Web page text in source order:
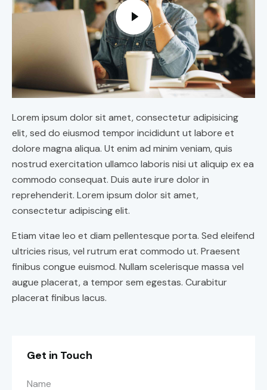
Lorem ipsum dolor sit amet, consectetur adipisicing
elit, sed do eiusmod tempor incididunt ut labore et
dolore magna aliqua. Ut enim ad minim veniam, quis
nostrud exercitation ullamco laboris nisi ut aliquip ex ea
commodo consequat. Duis aute irure dolor in
reprehenderit. Lorem ipsum dolor sit amet,
consectetur adipiscing elit.
Etiam vitae leo et diam pellentesque porta. Sed eleifend
ultricies risus, vel rutrum erat commodo ut. Praesent
finibus congue euismod. Nullam scelerisque massa vel
augue placerat, a tempor sem egestas. Curabitur
placerat finibus lacus.
Get in Touch